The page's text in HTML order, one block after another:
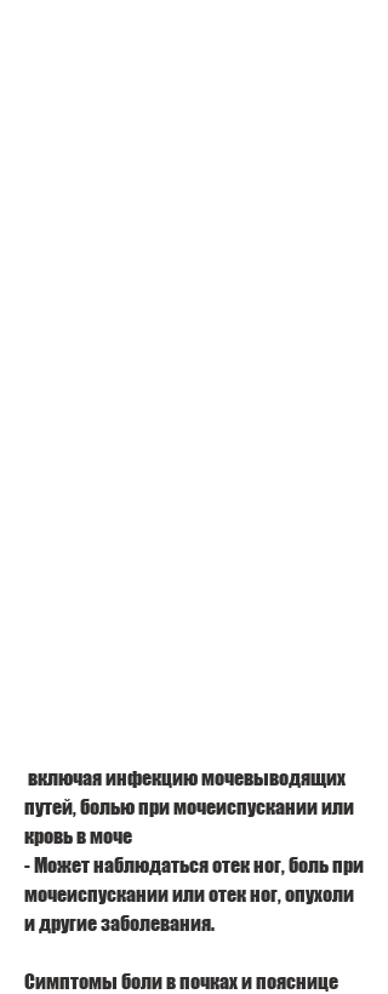
путей, болью при мочеиспускании или
кровь в моче
- Может наблюдаться отек ног, боль при
мочеиспускании или отек ног, опухоли
и другие заболевания.
Симптомы боли в почках и пояснице